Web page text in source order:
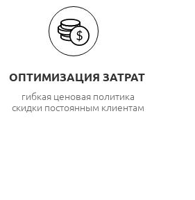
ОПТИМИЗАЦИЯ ЗАТРАТ
гибкая ценовая политика
скидки постоянным клиентам